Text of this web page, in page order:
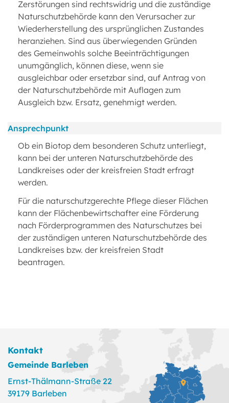
Zerstörungen sind rechtswidrig und die zuständige
Naturschutzbehörde kann den Verursacher zur
Wiederherstellung des ursprünglichen Zustandes
heranziehen. Sind aus überwiegenden Gründen
des Gemeinwohls solche Beeinträchtigungen
unumgänglich, können diese, wenn sie
ausgleichbar oder ersetzbar sind, auf Antrag von
der Naturschutzbehörde mit Auflagen zum
Ausgleich bzw. Ersatz, genehmigt werden.
Ansprechpunkt
Ob ein Biotop dem besonderen Schutz unterliegt,
kann bei der unteren Naturschutzbehörde des
Landkreises oder der kreisfreien Stadt erfragt
werden.
Für die naturschutzgerechte Pflege dieser Flächen
kann der Flächenbewirtschafter eine Förderung
nach Förderprogrammen des Naturschutzes bei
der zuständigen unteren Naturschutzbehörde des
Landkreises bzw. der kreisfreien Stadt
beantragen.
Kontakt
Gemeinde Barleben
Ernst-Thälmann-Straße 22
39179 Barleben